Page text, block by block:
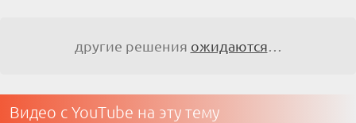
другие решения ожидаются…
Видео с YouTube на эту тему